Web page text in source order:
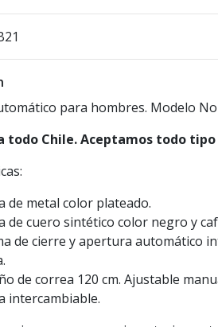
para hombres. Modelo
todo Chile. Aceptamos todo
de metal color plateado.
de cuero sintético color negro y
de cierre y apertura automático
de correa 120 cm. Ajustable
intercambiable.